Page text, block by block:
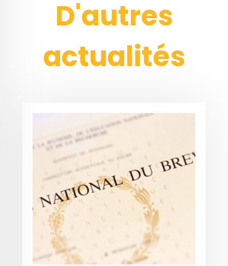
D'autres
actualités